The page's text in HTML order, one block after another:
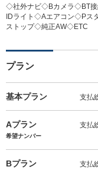
◇社外ナビ◇Bカメラ◇BT接
IDライト◇Aエアコン◇Pス
ストップ◇純正AW◇ETC
プラン
基本プラン 支払
Aプラン 支払
希望ナンバー
Bプラン 支払